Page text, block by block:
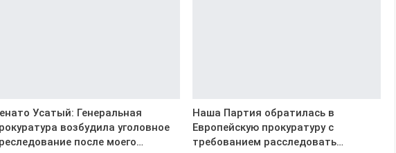
Усатый: Генеральная
возбудила уголовное
после моего…
Наша Партия обратилась в
Европейскую прокуратуру с
требованием расследовать…